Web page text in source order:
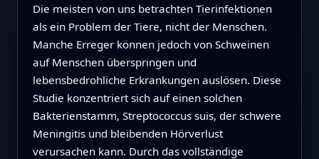
Die meisten von uns betrachten Tierinfektionen
als ein Problem der Tiere, nicht der Menschen.
Manche Erreger können jedoch von Schweinen
auf Menschen überspringen und
lebensbedrohliche Erkrankungen auslösen. Diese
Studie konzentriert sich auf einen solchen
Bakterienstamm, Streptococcus suis, der schwere
Meningitis und bleibenden Hörverlust
verursachen kann. Durch das vollständige